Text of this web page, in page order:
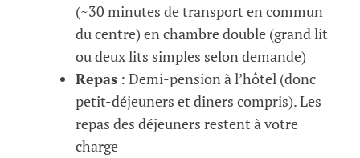
(~30 minutes de transport en commun
du centre) en chambre double (grand lit
ou deux lits simples selon demande)
Repas : Demi-pension à l’hôtel (donc
petit-déjeuners et diners compris). Les
repas des déjeuners restent à votre
charge